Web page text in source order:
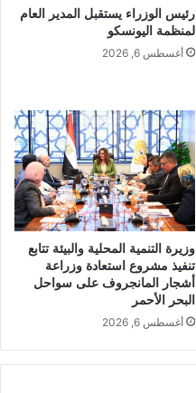
رئيس الوزراء يستقبل المدير العام
لمنظمة اليونسكو
أغسطس 6, 2026
وزيرة التنمية المحلية والبيئة تتابع
تنفيذ مشروع استعادة وزراعة
أشجار المانجروف على سواحل
البحر الأحمر
أغسطس 6, 2026